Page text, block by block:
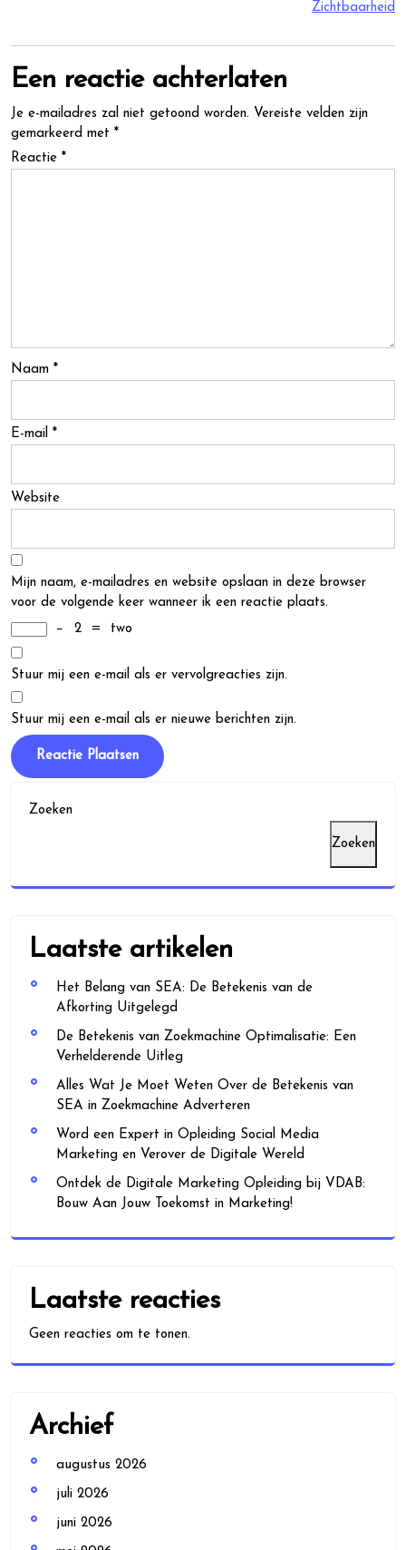
Zichtbaarheid
Een reactie achterlaten
Je e-mailadres zal niet getoond worden. Vereiste velden zijn
gemarkeerd met *
Reactie *
Naam *
E-mail *
Website
Mijn naam, e-mailadres en website opslaan in deze browser
voor de volgende keer wanneer ik een reactie plaats.
−
2 = two
Stuur mij een e-mail als er vervolgreacties zijn.
Stuur mij een e-mail als er nieuwe berichten zijn.
Zoeken
Zoeken
Laatste artikelen
Het Belang van SEA: De Betekenis van de
Afkorting Uitgelegd
De Betekenis van Zoekmachine Optimalisatie: Een
Verhelderende Uitleg
Alles Wat Je Moet Weten Over de Betekenis van
SEA in Zoekmachine Adverteren
Word een Expert in Opleiding Social Media
Marketing en Verover de Digitale Wereld
Ontdek de Digitale Marketing Opleiding bij VDAB:
Bouw Aan Jouw Toekomst in Marketing!
Laatste reacties
Geen reacties om te tonen.
Archief
augustus 2026
juli 2026
juni 2026